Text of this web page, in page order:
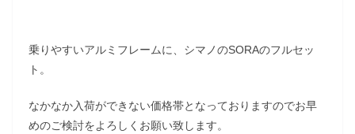
乗りやすいアルミフレームに、シマノのSORAのフルセッ
ト。
なかなか入荷ができない価格帯となっておりますのでお早
めのご検討をよろしくお願い致します。